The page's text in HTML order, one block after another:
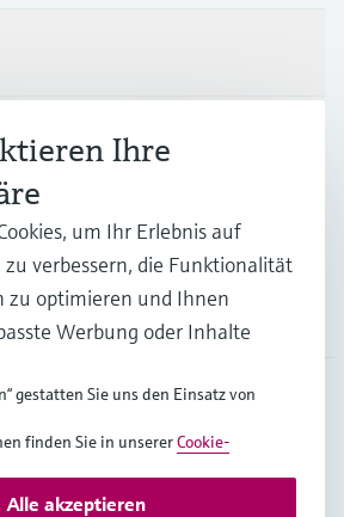
Ihre
um Ihr Erlebnis auf
verbessern, die Funktionalität
zu optimieren und Ihnen
Werbung oder Inhalte
gestatten Sie uns den Einsatz von
finden Sie in unsererCookie-
Alle akzeptieren